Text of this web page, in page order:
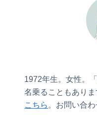
1972年生。女性。
名乗ることもあり
こちら。お問い合わ